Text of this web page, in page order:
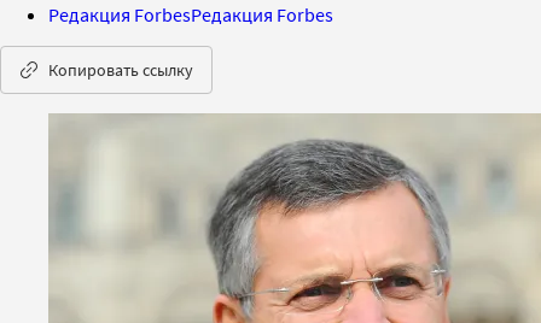
Редакция ForbesРедакция Forbes
Копировать ссылку